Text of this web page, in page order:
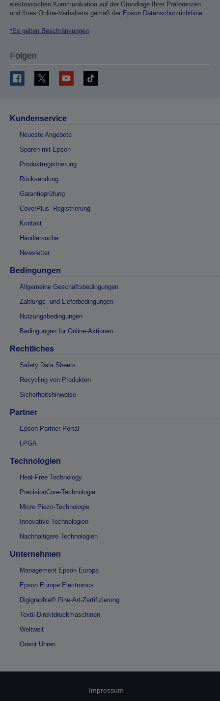
elektronischen Kommunikation auf der Grundlage Ihrer Präferenzen
und Ihres Online-Verhaltens gemäß der Epson Datenschutzrichtlinie.
*Es gelten Beschränkungen
Folgen
Kundenservice
Neueste Angebote
Sparen mit Epson
Produktregistrierung
Rücksendung
Garantieprüfung
CoverPlus- Registrierung
Kontakt
Händlersuche
Newsletter
Bedingungen
Allgemeine Geschäftsbedingungen
Zahlungs- und Lieferbedingungen
Nutzungsbedingungen
Bedingungen für Online-Aktionen
Rechtliches
Safety Data Sheets
Recycling von Produkten
Sicherheitshinweise
Partner
Epson Partner Portal
LPGA
Technologien
Heat-Free Technology
PrecisionCore-Technologie
Micro Piezo-Technologie
Innovative Technologien
Nachhaltigere Technologien
Unternehmen
Management Epson Europa
Epson Europe Electronics
Digigraphie® Fine-Art-Zertifizierung
Textil-Direktdruckmaschinen
Weltweit
Orient Uhren
Impressum